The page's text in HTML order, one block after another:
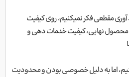
آوری مقطعی فکر نمیکنیم، روی کیفیت
محصول نهایی، کیفیت خدمات دهی و
اما به دلیل خصوصی بودن و محدودیت